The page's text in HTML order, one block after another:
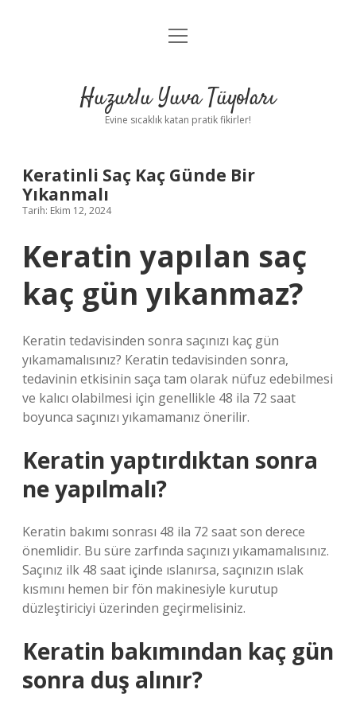
Anasayfa
Yasal Uyarı
menüyü
Huzurlu Yuva Tüyoları
Evine sıcaklık katan pratik fikirler!
Keratinli Saç Kaç Günde Bir
Yıkanmalı
Tarih: Ekim 12, 2024
Keratin yapılan saç
kaç gün yıkanmaz?
Keratin tedavisinden sonra saçınızı kaç gün
yıkamamalısınız? Keratin tedavisinden sonra,
tedavinin etkisinin saça tam olarak nüfuz edebilmesi
ve kalıcı olabilmesi için genellikle 48 ila 72 saat
boyunca saçınızı yıkamamanız önerilir.
Keratin yaptırdıktan sonra
ne yapılmalı?
Keratin bakımı sonrası 48 ila 72 saat son derece
önemlidir. Bu süre zarfında saçınızı yıkamamalısınız.
Saçınız ilk 48 saat içinde ıslanırsa, saçınızın ıslak
kısmını hemen bir fön makinesiyle kurutup
düzleştiriciyi üzerinden geçirmelisiniz.
Keratin bakımından kaç gün
sonra duş alınır?